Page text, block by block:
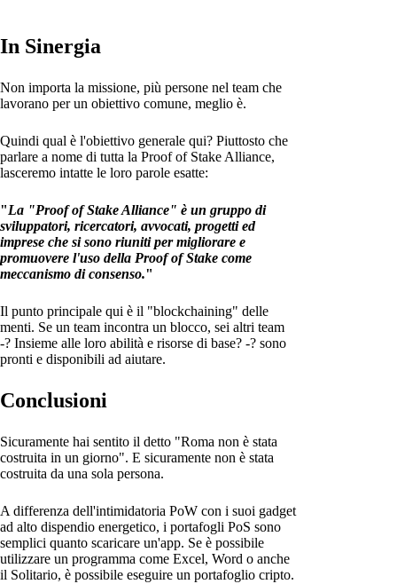
In Sinergia
Non importa la missione, più persone nel team che
lavorano per un obiettivo comune, meglio è.
Quindi qual è l'obiettivo generale qui? Piuttosto che
parlare a nome di tutta la Proof of Stake Alliance,
lasceremo intatte le loro parole esatte:
"La "Proof of Stake Alliance" è un gruppo di
sviluppatori, ricercatori, avvocati, progetti ed
imprese che si sono riuniti per migliorare e
promuovere l'uso della Proof of Stake come
meccanismo di consenso."
Il punto principale qui è il "blockchaining" delle
menti. Se un team incontra un blocco, sei altri team
-? Insieme alle loro abilità e risorse di base? -? sono
pronti e disponibili ad aiutare.
Conclusioni
Sicuramente hai sentito il detto "Roma non è stata
costruita in un giorno". E sicuramente non è stata
costruita da una sola persona.
A differenza dell'intimidatoria PoW con i suoi gadget
ad alto dispendio energetico, i portafogli PoS sono
semplici quanto scaricare un'app. Se è possibile
utilizzare un programma come Excel, Word o anche
il Solitario, è possibile eseguire un portafoglio cripto.